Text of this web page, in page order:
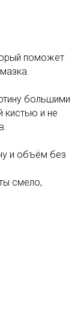
поможет
большими
кистью и не
и объём без
смело,